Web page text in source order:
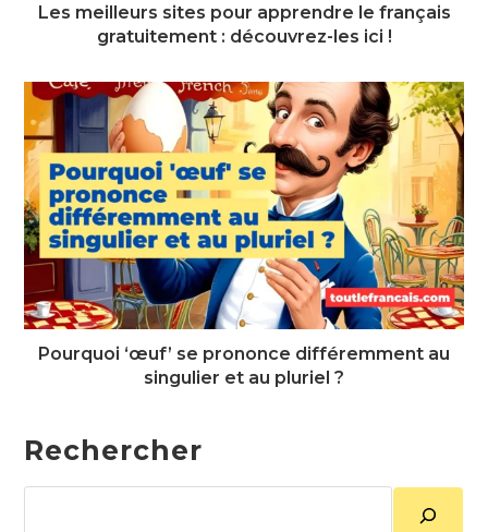
Les meilleurs sites pour apprendre le français
gratuitement : découvrez-les ici !
Pourquoi ‘œuf’ se prononce différemment au
singulier et au pluriel ?
Rechercher